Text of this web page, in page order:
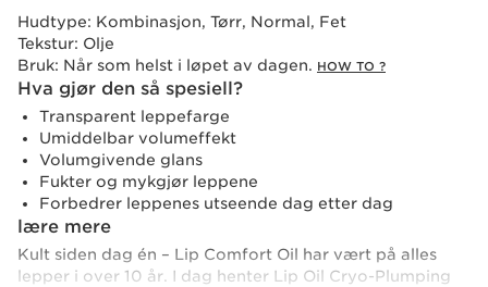
Hudtype: Kombinasjon, Tørr, Normal, Fet
Tekstur: Olje
Bruk: Når som helst i løpet av dagen. HOW TO ?
Hva gjør den så spesiell?
Transparent leppefarge
Umiddelbar volumeffekt
Volumgivende glans
Fukter og mykgjør leppene
Forbedrer leppenes utseende dag etter dag
lære mere
Kult siden dag én – Lip Comfort Oil har vært på alles
lepper i over 10 år. I dag henter Lip Oil Cryo-Plumping